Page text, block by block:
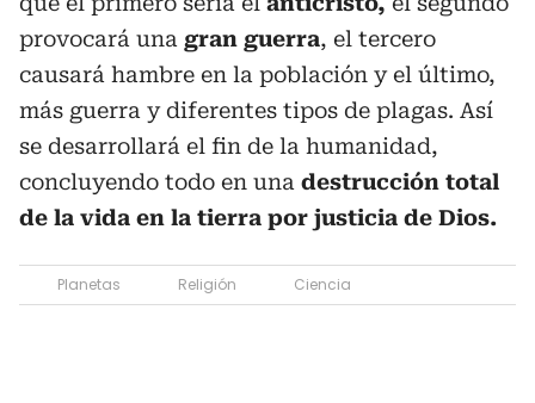
provocará una gran guerra, el tercero
causará hambre en la población y el último,
más guerra y diferentes tipos de plagas. Así
se desarrollará el fin de la humanidad,
concluyendo todo en una destrucción total
de la vida en la tierra por justicia de Dios.
Planetas Religión Ciencia